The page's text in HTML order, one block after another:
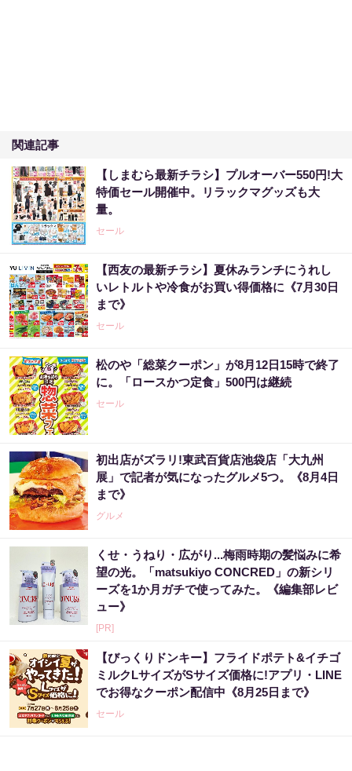
関連記事
【しまむら最新チラシ】プルオーバー550円!大
特価セール開催中。リラックマグッズも大
量。
セール
【西友の最新チラシ】夏休みランチにうれし
いレトルトや冷食がお買い得価格に《7月30日
まで》
セール
松のや「総菜クーポン」が8月12日15時で終了
に。「ロースかつ定食」500円は継続
セール
初出店がズラリ!東武百貨店池袋店「大九州
展」で記者が気になったグルメ5つ。《8月4日
まで》
グルメ
くせ・うねり・広がり...梅雨時期の髪悩みに希
望の光。「matsukiyo CONCRED」の新シリ
ーズを1か月ガチで使ってみた。《編集部レビ
ュー》
[PR]
【びっくりドンキー】フライドポテト&イチゴ
ミルクLサイズがSサイズ価格に!アプリ・LINE
でお得なクーポン配信中《8月25日まで》
セール